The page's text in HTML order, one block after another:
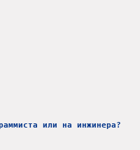
или на инжинера?